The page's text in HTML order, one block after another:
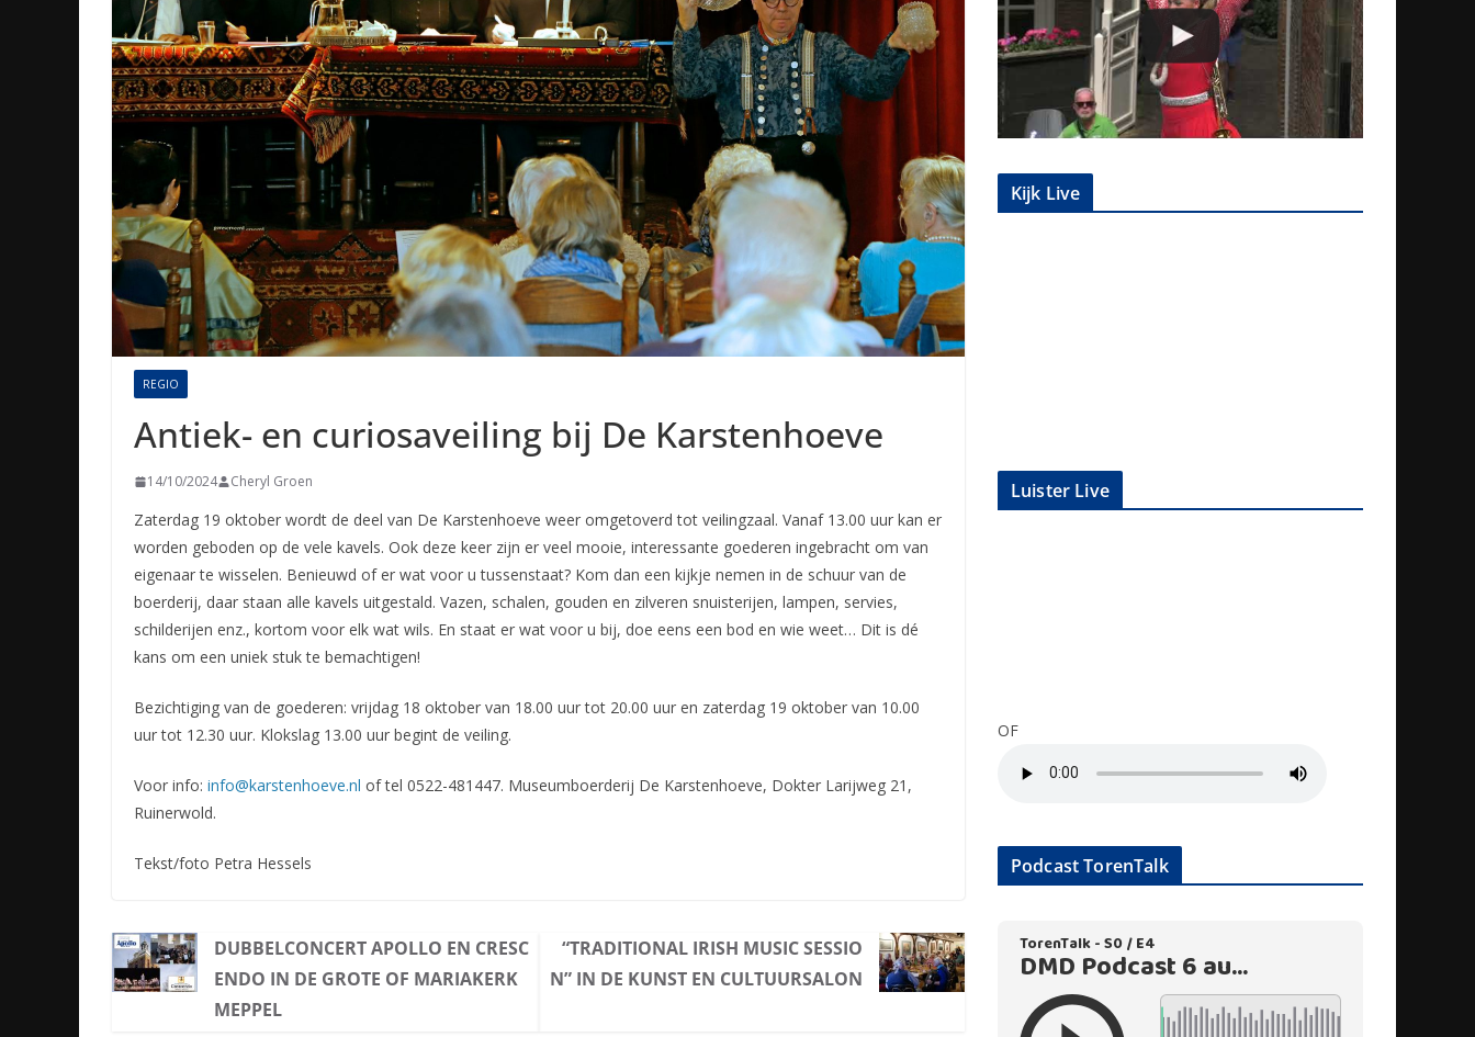
REGIO
Antiek- en curiosaveiling bij De Karstenhoeve
14/10/2024 Cheryl Groen
Zaterdag 19 oktober wordt de deel van De Karstenhoeve weer omgetoverd tot veilingzaal. Vanaf 13.00 uur kan er
worden geboden op de vele kavels. Ook deze keer zijn er veel mooie, interessante goederen ingebracht om van
eigenaar te wisselen. Benieuwd of er wat voor u tussenstaat? Kom dan een kijkje nemen in de schuur van de
boerderij, daar staan alle kavels uitgestald. Vazen, schalen, gouden en zilveren snuisterijen, lampen, servies,
schilderijen enz., kortom voor elk wat wils. En staat er wat voor u bij, doe eens een bod en wie weet… Dit is dé
kans om een uniek stuk te bemachtigen!
Bezichtiging van de goederen: vrijdag 18 oktober van 18.00 uur tot 20.00 uur en zaterdag 19 oktober van 10.00
uur tot 12.30 uur. Klokslag 13.00 uur begint de veiling.
Voor info: info@karstenhoeve.nl of tel 0522-481447. Museumboerderij De Karstenhoeve, Dokter Larijweg 21,
Ruinerwold.
Tekst/foto Petra Hessels
DUBBELCONCERT APOLLO EN CRESC
ENDO IN DE GROTE OF MARIAKERK
MEPPEL
“TRADITIONAL IRISH MUSIC SESSIO
N” IN DE KUNST EN CULTUURSALON
Kijk Live
Luister Live
OF
Podcast TorenTalk